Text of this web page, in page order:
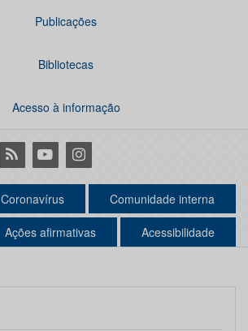
Publicações
Bibliotecas
Acesso à informação
RSS YoutubeInstagram
Coronavírus Comunidade interna
Ações afirmativas Acessibilidade